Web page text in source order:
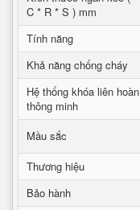
C * R * S ) mm
Tính năng
Khả năng chống cháy
Hệ thống khóa liên hoàn
thông minh
Mầu sắc
Thương hiệu
Bảo hành